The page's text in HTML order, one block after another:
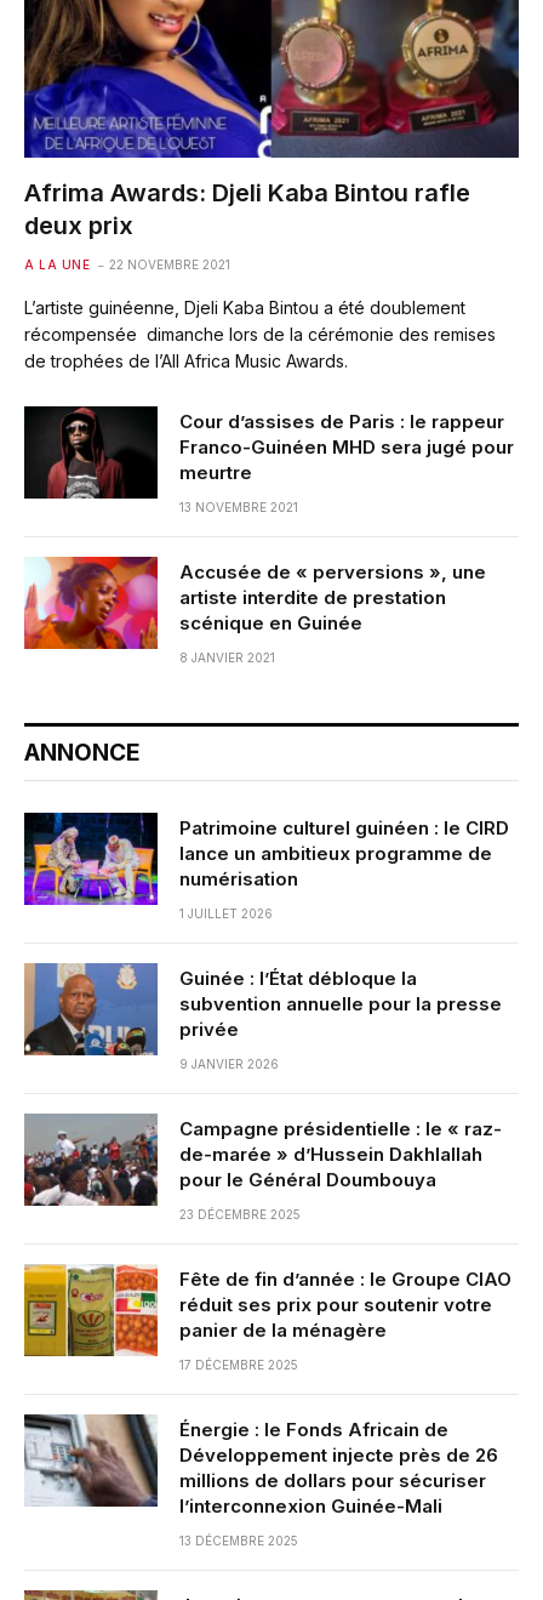
Afrima Awards: Djeli Kaba Bintou rafle
deux prix
A LA UNE 22 NOVEMBRE 2021
L’artiste guinéenne, Djeli Kaba Bintou a été doublement
récompensée dimanche lors de la cérémonie des remises
de trophées de l’All Africa Music Awards.
Cour d’assises de Paris : le rappeur
Franco-Guinéen MHD sera jugé pour
meurtre
13 NOVEMBRE 2021
Accusée de « perversions », une
artiste interdite de prestation
scénique en Guinée
8 JANVIER 2021
ANNONCE
Patrimoine culturel guinéen : le CIRD
lance un ambitieux programme de
numérisation
1 JUILLET 2026
Guinée : l’État débloque la
subvention annuelle pour la presse
privée
9 JANVIER 2026
Campagne présidentielle : le « raz-
de-marée » d’Hussein Dakhlallah
pour le Général Doumbouya
23 DÉCEMBRE 2025
Fête de fin d’année : le Groupe CIAO
réduit ses prix pour soutenir votre
panier de la ménagère
17 DÉCEMBRE 2025
Énergie : le Fonds Africain de
Développement injecte près de 26
millions de dollars pour sécuriser
l’interconnexion Guinée-Mali
13 DÉCEMBRE 2025